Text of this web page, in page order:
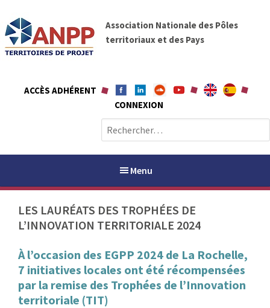
t
A
N
P
P
Association Nationale des Pôles
territoriaux et des Pays
ACCÈS ADHÉRENT
CONNEXION
e
c
c
h
r
:
Menu
PAYS / PETR
ANPP
RENCONTRES
LES LAURÉATS DES TROPHÉES DE
L’INNOVATION TERRITORIALE 2024
À l’occasion des EGPP 2024 de La Rochelle,
7 initiatives locales ont été récompensées
par la remise des Trophées de l’Innovation
territoriale (TIT)